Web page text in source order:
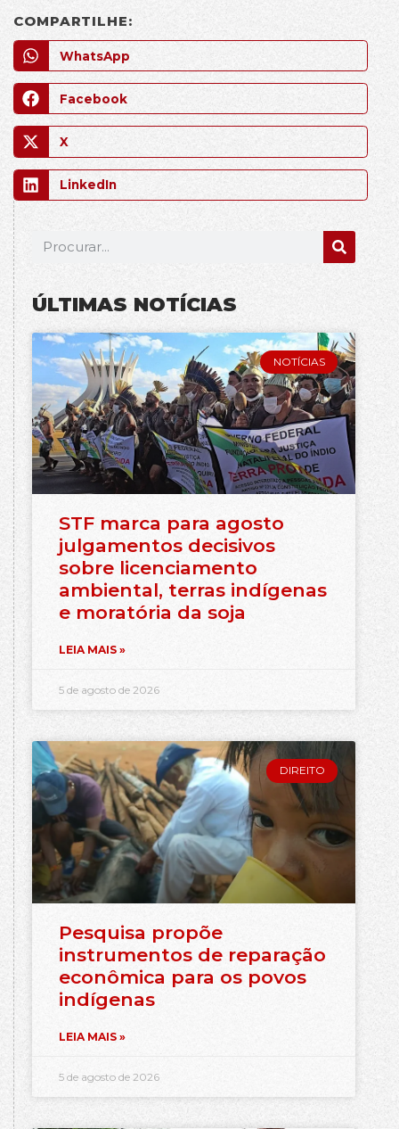
COMPARTILHE:
WhatsApp
Facebook
X
LinkedIn
ÚLTIMAS NOTÍCIAS
NOTÍCIAS
STF marca para agosto
julgamentos decisivos
sobre licenciamento
ambiental, terras indígenas
e moratória da soja
LEIA MAIS »
5 de agosto de 2026
DIREITO
Pesquisa propõe
instrumentos de reparação
econômica para os povos
indígenas
LEIA MAIS »
5 de agosto de 2026